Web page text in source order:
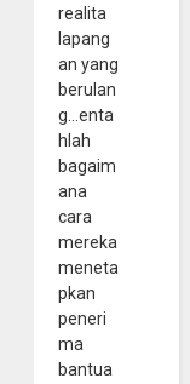
realita
lapang
an yang
berulan
g...enta
hlah
bagaim
ana
cara
mereka
meneta
pkan
peneri
ma
bantua